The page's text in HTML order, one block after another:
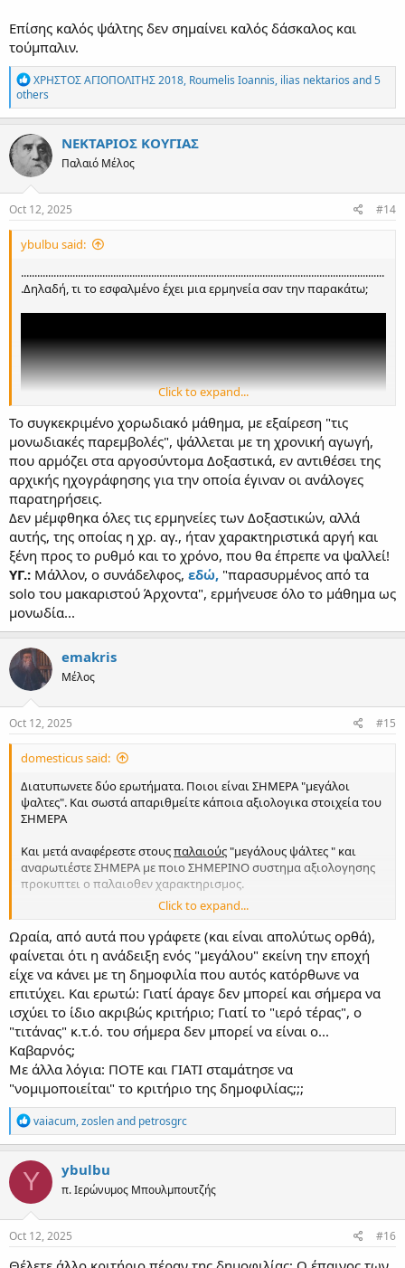
Επίσης καλός ψάλτης δεν σημαίνει καλός δάσκαλος και
τούμπαλιν.
R
e
a
c
t
i
o
n
s
:
ΧΡΗΣΤΟΣ ΑΓΙΟΠΟΛΙΤΗΣ 2018, Roumelis Ioannis, ilias nektarios and 5
others
ΝΕΚΤΑΡΙΟΣ ΚΟΥΓΙΑΣ
Παλαιό Μέλος
Oct 12, 2025 #14
ybulbu said:
......................................................................................................................................
.Δηλαδή, τι το εσφαλμένο έχει μια ερμηνεία σαν την παρακάτω;
Ας είμαστε προσεκτικοί στους αφορισμούς. Ασχέτως αν το
προτιμούμε ή όχι, δεν μπορούμε να μιλούμε για σφάλμα,
ακυρώνοντας μια ολόκληρη
παράδοση.................................................................................................................
......................................................................................................................................
............................
Click to expand...
Το συγκεκριμένο χορωδιακό μάθημα, με εξαίρεση "τις
μονωδιακές παρεμβολές", ψάλλεται με τη χρονική αγωγή,
που αρμόζει στα αργοσύντομα Δοξαστικά, εν αντιθέσει της
αρχικής ηχογράφησης για την οποία έγιναν οι ανάλογες
παρατηρήσεις.
Δεν μέμφθηκα όλες τις ερμηνείες των Δοξαστικών, αλλά
αυτής, της οποίας η χρ. αγ., ήταν χαρακτηριστικά αργή και
ξένη προς το ρυθμό και το χρόνο, που θα έπρεπε να ψαλλεί!
ΥΓ.: Μάλλον, ο συνάδελφος, εδώ, "παρασυρμένος από τα
solo του μακαριστού Άρχοντα", ερμήνευσε όλο το μάθημα ως
μονωδία...
emakris
Μέλος
Oct 12, 2025 #15
domesticus said:
Διατυπωνετε δύο ερωτήματα. Ποιοι είναι ΣΗΜΕΡΑ "μεγάλοι
ψαλτες". Και σωστά απαριθμείτε κάποια αξιολογικα στοιχεία του
ΣΗΜΕΡΑ
Και μετά αναφέρεστε στουςπαλαιούς"μεγάλους ψάλτες " και
αναρωτιέστε ΣΗΜΕΡΑ με ποιο ΣΗΜΕΡΙΝΟ συστημα αξιολογησης
προκυπτει ο παλαιοθεν χαρακτηρισμος.
Απλά τουλάχιστον οι μεγάλοι της Θεσσαλονίκης που εγώ ξέρω,
εντυπωσίαζαν τα πλήθη με την δεινότητα τους, ο κόσμος
προσέτρεχε να ακούσει και η φήμη τους μεγάλωσε και διαδόθηκε.
Τύπωσαν και βιβλία, σε εποχές που ήταν δυσεύρετα και η φήμη
μεγάλωσε και άλλο .
Όταν μαθευόταν οτι θα ψάλλει ο Καραμανης σε κανα πανηγύρι
αυξανόταν η προσέλευση.
Πήγαινε τα καλοκαίρια στην Μεταμόρφωση Χαλκιδικής, ενα
χωριουδακι τότε, ο Ζαχαρίας ο Πασχαλιδης και μαθευόταν το νέο
οτι θα ψαλλει στην πανηγυρι.
Μεγάλωσα με κασέτες που κυκλοφορούσαν από χέρι σε χερι,
δυσεύρετες κι πολυαντιγραμμενες. Ακόμη και τον Φιρφιρη που
ηχογραφούσαν στο Όρος περιμέναμε κασέτες να ακούσουμε με
αδημονία, τουλάχιστον στη Β. Ελλάδα που ξέρουμε από Όρος.
Κάπως έτσι γεννήθηκαν οι "μεγάλοι".
Έκαναν λάθη; Ίσως
Είχαν άλλη οπτική ; Μπορεί .
Ήταν εγωιστές; Πιθανότατα .
ΑΛΛΑ έτσι ήταν στην ΕΠΟΧΗ ΤΟΥΣ, διαφορετικά από το ΣΗΜΕΡΑ,
και έτσι κρίνονται.
Για το ΣΗΜΕΡΑ ο καιρός θα δείξει.
Click to expand...
Ωραία, από αυτά που γράφετε (και είναι απολύτως ορθά),
φαίνεται ότι η ανάδειξη ενός "μεγάλου" εκείνη την εποχή
είχε να κάνει με τη δημοφιλία που αυτός κατόρθωνε να
επιτύχει. Και ερωτώ: Γιατί άραγε δεν μπορεί και σήμερα να
ισχύει το ίδιο ακριβώς κριτήριο; Γιατί το "ιερό τέρας", ο
"τιτάνας" κ.τ.ό. του σήμερα δεν μπορεί να είναι ο...
Καβαρνός;
Με άλλα λόγια: ΠΟΤΕ και ΓΙΑΤΙ σταμάτησε να
"νομιμοποιείται" το κριτήριο της δημοφιλίας;;;
R
e
a
c
t
o
n
s
vaiacum,zoslenand petrosgrc
Y ybulbu
π. Ιερώνυμος Μπουλμπουτζής
Oct 12, 2025 #16